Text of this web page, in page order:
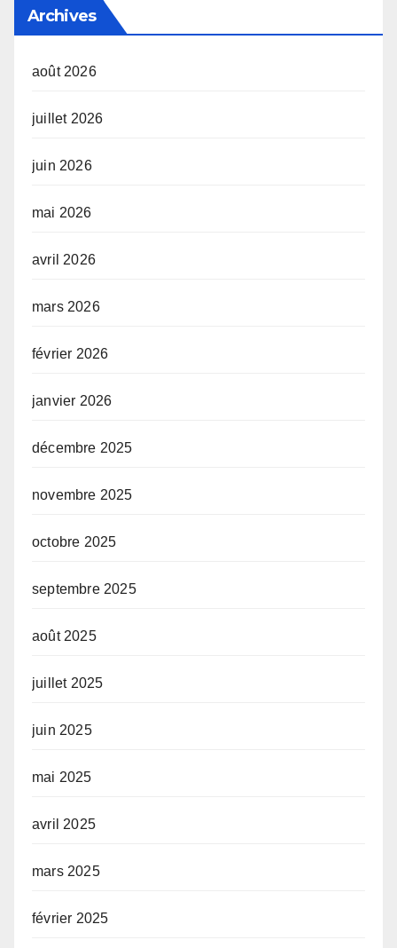
Archives
août 2026
juillet 2026
juin 2026
mai 2026
avril 2026
mars 2026
février 2026
janvier 2026
décembre 2025
novembre 2025
octobre 2025
septembre 2025
août 2025
juillet 2025
juin 2025
mai 2025
avril 2025
mars 2025
février 2025